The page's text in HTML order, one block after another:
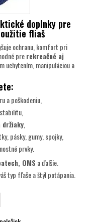
doplnky pre
fliaš
ochranu, komfort pri
prerekreačné aj
uchytením, manipuláciou a
a poškodeniu,
,
pásky, gumy, spojky,
prvky.
OMS a ďalšie.
typ fľaše a štýl potápania.